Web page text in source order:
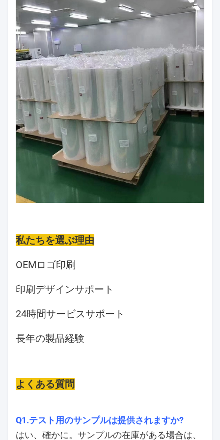
私たちを選ぶ理由
OEMロゴ印刷
印刷デザインサポート
24時間サービスサポート
長年の製品経験
よくある質問
Q1.テスト用のサンプルは提供されますか?
はい、確かに。サンプルの在庫がある場合は、